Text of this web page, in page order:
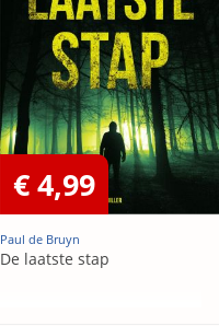
€ 4,99
Paul de Bruyn
De laatste stap